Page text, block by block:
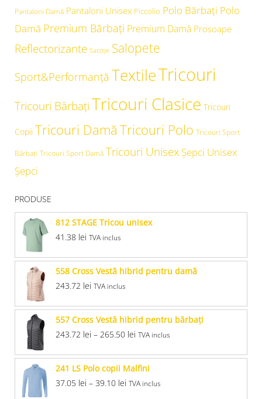
Pantaloni Damă Pantaloni Unisex Piccolio Polo Bărbați Polo
Damă Premium Bărbați Premium Damă Prosoape
Reflectorizante Sacoșe Salopete
Sport&Performanță TextileTricouri
Tricouri BărbațiTricouri Clasice Tricouri
Copii Tricouri Damă Tricouri Polo Tricouri Sport
Bărbați Tricouri Sport Damă Tricouri Unisex Şepci Unisex
Șepci
PRODUSE
812 STAGE Tricou unisex
41.38 lei TVA inclus
558 Cross Vestă hibrid pentru damă
243.72 lei TVA inclus
557 Cross Vestă hibrid pentru bărbaţi
243.72 lei – 265.50 lei TVA inclus
241 LS Polo copii Malfini
37.05 lei – 39.10 lei TVA inclus